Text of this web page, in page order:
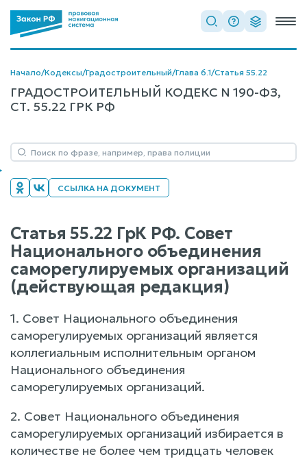
Начало/Кодексы/Градостроительный/Глава 6.1/Статья 55.22
ГРАДОСТРОИТЕЛЬНЫЙ КОДЕКС N 190-ФЗ,
СТ. 55.22 ГРК РФ
ССЫЛКА НА ДОКУМЕНТ
Статья 55.22 ГрК РФ. Совет
Национального объединения
саморегулируемых организаций
(действующая редакция)
1. Совет Национального объединения
саморегулируемых организаций является
коллегиальным исполнительным органом
Национального объединения
саморегулируемых организаций.
2. Совет Национального объединения
саморегулируемых организаций избирается в
количестве не более чем тридцать человек